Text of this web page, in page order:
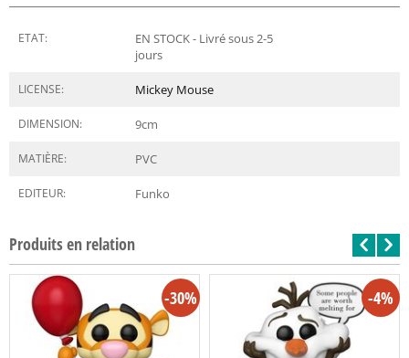
ETAT:
EN STOCK - Livré sous 2-5
jours
LICENSE: Mickey Mouse
DIMENSION: 9cm
MATIÈRE: PVC
EDITEUR: Funko
Produits en relation
-30% -4%